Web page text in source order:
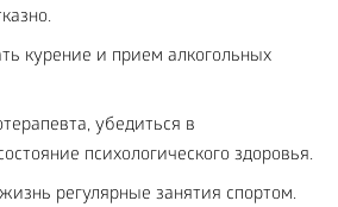
курение и прием алкогольных
убедиться в
психологического здоровья.
регулярные занятия спортом.